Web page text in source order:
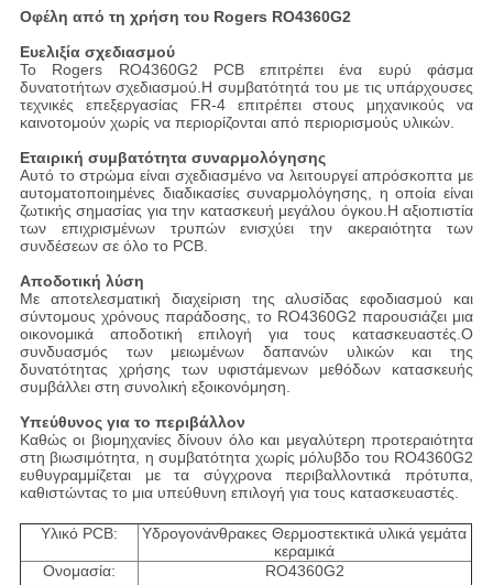
Οφέλη από τη χρήση του Rogers RO4360G2
Ευελιξία σχεδιασμού
Το Rogers RO4360G2 PCB επιτρέπει ένα ευρύ φάσμα
δυνατοτήτων σχεδιασμού.Η συμβατότητά του με τις υπάρχουσες
τεχνικές επεξεργασίας FR-4 επιτρέπει στους μηχανικούς να
καινοτομούν χωρίς να περιορίζονται από περιορισμούς υλικών.
Εταιρική συμβατότητα συναρμολόγησης
Αυτό το στρώμα είναι σχεδιασμένο να λειτουργεί απρόσκοπτα με
αυτοματοποιημένες διαδικασίες συναρμολόγησης, η οποία είναι
ζωτικής σημασίας για την κατασκευή μεγάλου όγκου.Η αξιοπιστία
των επιχρισμένων τρυπών ενισχύει την ακεραιότητα των
συνδέσεων σε όλο το PCB.
Αποδοτική λύση
Με αποτελεσματική διαχείριση της αλυσίδας εφοδιασμού και
σύντομους χρόνους παράδοσης, το RO4360G2 παρουσιάζει μια
οικονομικά αποδοτική επιλογή για τους κατασκευαστές.Ο
συνδυασμός των μειωμένων δαπανών υλικών και της
δυνατότητας χρήσης των υφιστάμενων μεθόδων κατασκευής
συμβάλλει στη συνολική εξοικονόμηση.
Υπεύθυνος για το περιβάλλον
Καθώς οι βιομηχανίες δίνουν όλο και μεγαλύτερη προτεραιότητα
στη βιωσιμότητα, η συμβατότητα χωρίς μόλυβδο του RO4360G2
ευθυγραμμίζεται με τα σύγχρονα περιβαλλοντικά πρότυπα,
καθιστώντας το μια υπεύθυνη επιλογή για τους κατασκευαστές.
Υλικό PCB:
Υδρογονάνθρακες Θερμοστεκτικά υλικά γεμάτα
κεραμικά
Ονομασία:
RO4360G2